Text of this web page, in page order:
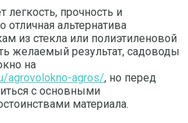
легкость, прочность и
отличная альтернатива
из стекла или полиэтиленовой
желаемый результат, садоводы
на
agrovolokno-agros/, но перед
с основными
материала.